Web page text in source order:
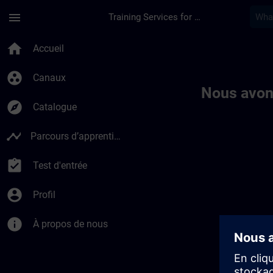
menu Training Services for Digital Industries
home Accueil
group_work Canaux
explore Catalogue
timeline Parcours d’apprentissage
assignment_turned_in Test d'entrée
account_circle Profil
info À propos de nous
Nous